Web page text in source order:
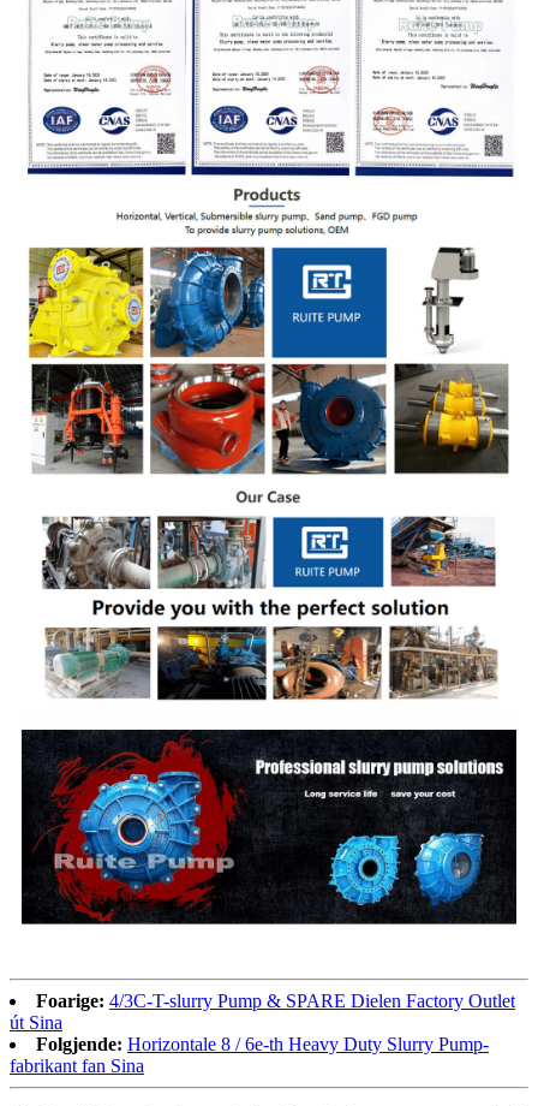
Foarige: 4/3C-T-slurry Pump & SPARE Dielen Factory Outlet
út Sina
Folgjende: Horizontale 8 / 6e-th Heavy Duty Slurry Pump-
fabrikant fan Sina